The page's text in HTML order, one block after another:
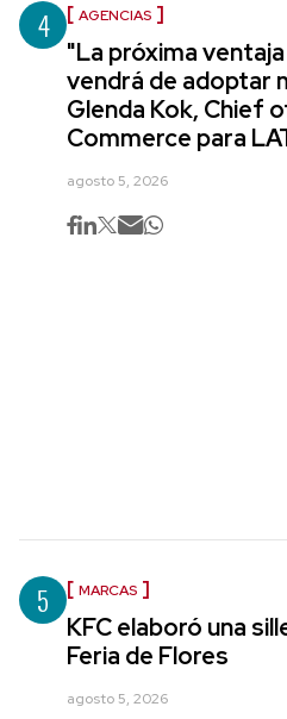
4 AGENCIAS
"La próxima
vendrá de adoptar
Glenda Kok, Chief
Commerce para
agosto 5, 2026
5 MARCAS
KFC elaboró una
Feria de Flores
agosto 5, 2026